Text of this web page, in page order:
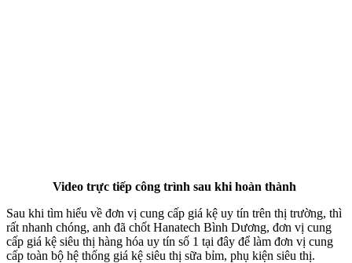
Video trực tiếp công trình sau khi hoàn thành
Sau khi tìm hiểu về đơn vị cung cấp giá kệ uy tín trên thị trường, thì
rất nhanh chóng, anh đã chốt Hanatech Bình Dương, đơn vị cung
cấp giá kệ siêu thị hàng hóa uy tín số 1 tại đây để làm đơn vị cung
cấp toàn bộ hệ thống giá kệ siêu thị sữa bỉm, phụ kiện siêu thị.